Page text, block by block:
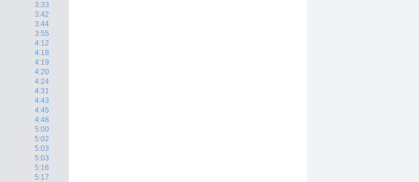
3:33
3:42
3:44
3:55
4:12
4:18
4:19
4:20
4:24
4:31
4:43
4:45
4:48
5:00
5:02
5:03
5:03
5:16
5:17